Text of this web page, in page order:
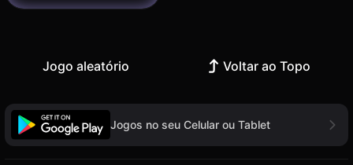
Jogo aleatório Voltar ao Topo
Jogos no seu Celular ou Tablet